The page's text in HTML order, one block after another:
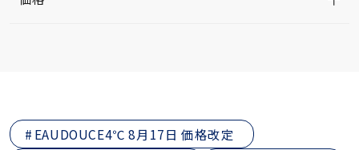
EAUDOUCE4℃ 8月17日 価格改定